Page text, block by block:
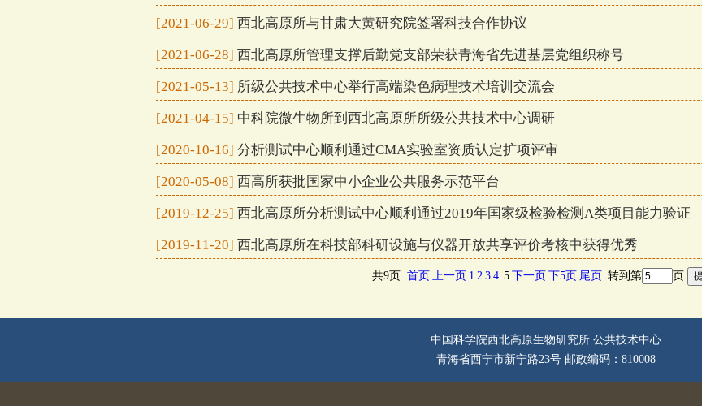
[2021-06-29] 西北高原所与甘肃大黄研究院签署科技合作协议
[2021-06-28] 西北高原所管理支撑后勤党支部荣获青海省先进基层党组织称号
[2021-05-13] 所级公共技术中心举行高端染色病理技术培训交流会
[2021-04-15] 中科院微生物所到西北高原所所级公共技术中心调研
[2020-10-16] 分析测试中心顺利通过CMA实验室资质认定扩项评审
[2020-05-08] 西高所获批国家中小企业公共服务示范平台
[2019-12-25] 西北高原所分析测试中心顺利通过2019年国家级检验检测A类项目能力验证
[2019-11-20] 西北高原所在科技部科研设施与仪器开放共享评价考核中获得优秀
共9页 首页 上一页 1 2 3 4 5 下一页 下5页 尾页 转到第 页
中国科学院西北高原生物研究所 公共技术中心
青海省西宁市新宁路23号 邮政编码：810008